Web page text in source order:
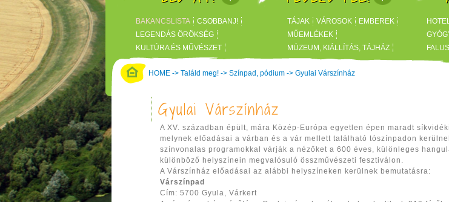
BAKANCSLISTA
CSOBBANJ!
LEGENDÁS ÖRÖKSÉG
KULTÚRA ÉS MŰVÉSZET
KÖRÖS KÖRÜL KASTÉLYOK
KALANDPARK, TÉMAPARK
TÁJAK VÁROSOK
EMBEREK
MŰEMLÉKEK
MÚZEUM, KIÁLLÍTÁS, TÁJHÁZ
FÜRDŐK
HOME -> Találd meg! -> Színpad, pódium -> Gyulai Várszínház
Gyulai Várszínház
A XV. században épült, mára Közép-Európa egyetlen épen maradt
melynek előadásai a várban és a vár mellett található tószínpadon
színvonalas programokkal várják a nézőket a 600 éves, különleges
különböző helyszínein megvalósuló összművészeti fesztiválon.
A Várszínház előadásai az alábbi helyszíneken kerülnek bemutatásra:
Várszínpad
Cím: 5700 Gyula, Várkert